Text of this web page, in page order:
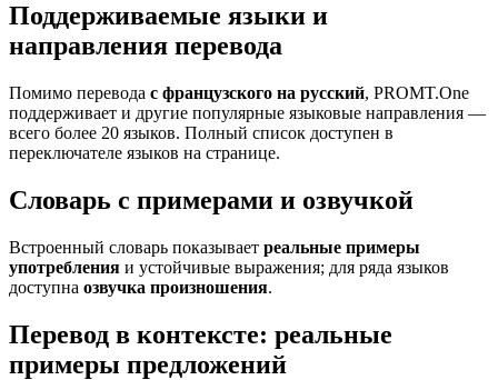
Поддерживаемые языки и
направления перевода
Помимо перевода с французского на русский, PROMT.One
поддерживает и другие популярные языковые направления —
всего более 20 языков. Полный список доступен в
переключателе языков на странице.
Словарь с примерами и озвучкой
Встроенный словарь показывает реальные примеры
употребления и устойчивые выражения; для ряда языков
доступна озвучка произношения.
Перевод в контексте: реальные
примеры предложений